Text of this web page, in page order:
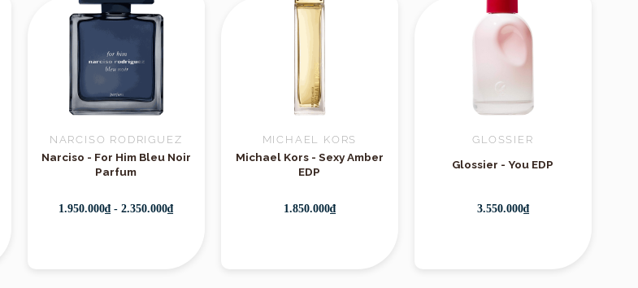
NARCISO RODRIGUEZ
Narciso - For Him Bleu Noir
Parfum
1.950.000₫ - 2.350.000₫
MICHAEL KORS
Michael Kors - Sexy Amber
EDP
1.850.000₫
GLOSSIER
Glossier - You EDP
3.550.000₫